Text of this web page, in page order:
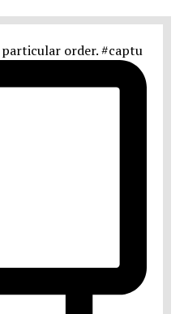
order. #captu